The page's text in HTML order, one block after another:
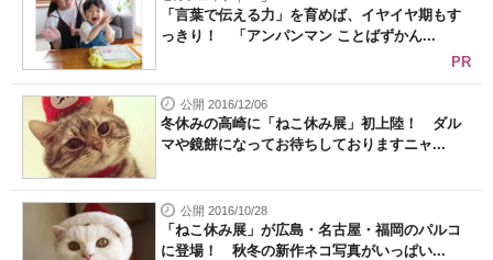
「言葉で伝える力」を育めば、イヤイヤ期もす
っきり！ 「アンパンマン ことばずかん...
PR
公開 2016/12/06
冬休みの高崎に「ねこ休み展」初上陸！ ダル
マや鏡餅になってお待ちしておりますニャ...
公開 2016/10/28
「ねこ休み展」が広島・名古屋・福岡のパルコ
に登場！ 秋冬の新作ネコ写真がいっぱい...